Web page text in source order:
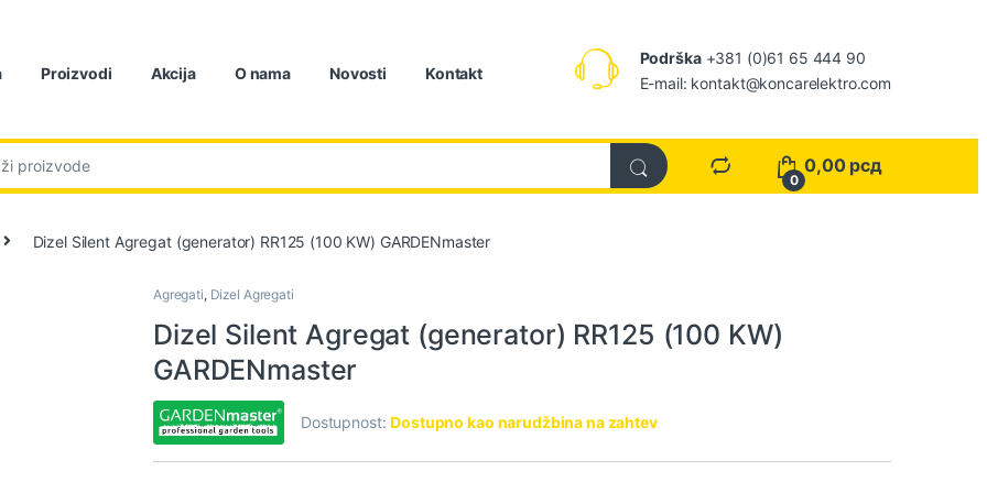
Proizvodi Akcija O nama Novosti Kontakt
Podrška+381 (0)61 65 444 90
E-mail: kontakt@koncarelektro.com
0
0,00 рсд
Dizel Silent Agregat (generator) RR125 (100 KW) GARDENmaster
Agregati, Dizel Agregati
Dizel Silent Agregat (generator) RR125 (100 KW)
GARDENmaster
Dostupnost:Dostupno kao narudžbina na zahtev